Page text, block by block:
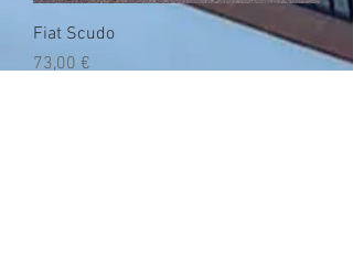
Fiat Scudo
Prezzo
73,00 €